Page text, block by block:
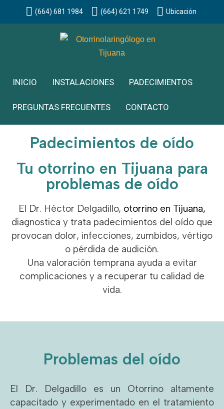
(664) 681 1984 (664) 621 1749 Ubicación
INICIO INSTALACIONES PADECIMIENTOS
PREGUNTAS FRECUENTES CONTACTO
Padecimientos de oído
Tu otorrino en Tijuana para
problemas de oído
El Dr. Héctor Delgadillo, otorrino en Tijuana,
diagnostica y trata padecimientos del oído que
provocan dolor, infecciones, zumbidos, vértigo
o pérdida de audición.
Una valoración temprana ayuda a evitar
complicaciones y a recuperar tu calidad de
vida.
Problemas del oído
El Dr. Delgadillo es un Otorrino altamente
capacitado y experimentado en el tratamiento